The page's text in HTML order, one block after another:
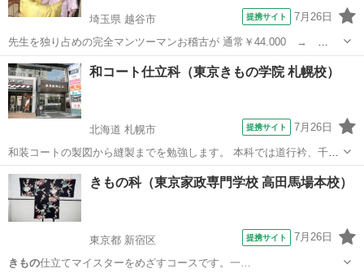
埼玉県 越谷市 提携サイト 7月26日
先生を独り占めの完全マンツーマンお稽古が 通常￥44.000 →
￥19.800(90分×全8回) 着物の着付けはもちろんですが！大切な体型の
補正の基礎から 綺麗に着られるコツ♪更に、わかりにくい着物の知識
や 帯・小物合わ...
埼玉 越谷市 着付け
和コート仕立科（東京きもの学院 札幌校）
北海道 札幌市 提携サイト 7月26日
和装コートの製図から縫製までを勉強します。 本科では道行衿、千代
田衿などを、研究科では袴各種などをお教えします。 和裁の基礎修了
後、ミシンを使って縫製します。
北海道 札幌市 和裁
きもの科（東京家政専門学校 高田馬場本校）
東京都 新宿区 提携サイト 7月26日
きもの仕立てマイスターをめざすコースです。一…